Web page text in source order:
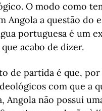
O modo como
Angola a questão do
portuguesa é um
acabo de dizer.
de partida é que, por
com que a
Angola não possui